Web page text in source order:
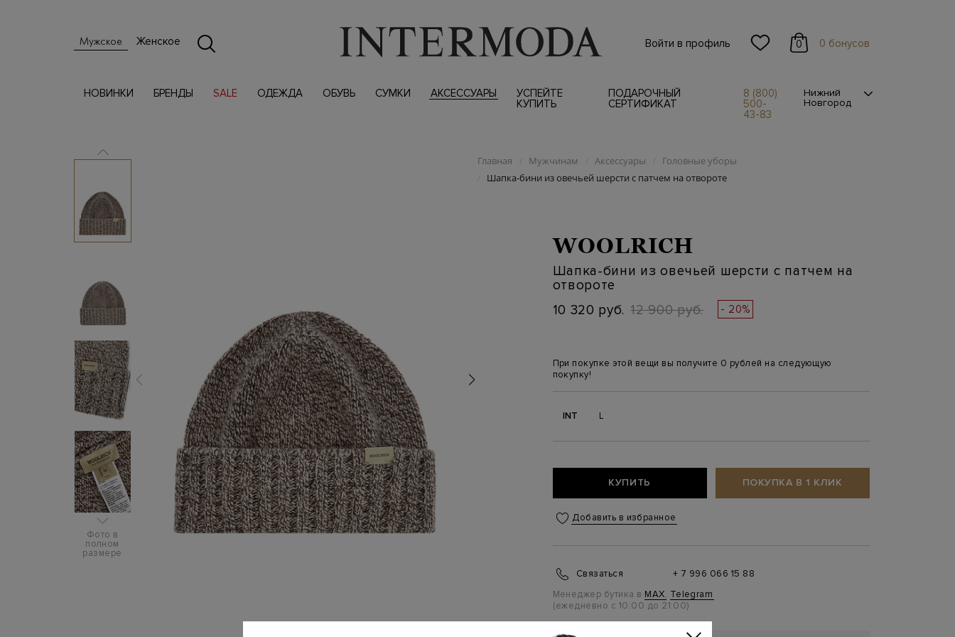
Мужское Женское Войти в профиль 0 0 бонусов
НОВИНКИ БРЕНДЫ SALE ОДЕЖДА ОБУВЬ СУМКИ АКСЕССУАРЫ
УСПЕЙТЕ
КУПИТЬ
ПОДАРОЧНЫЙ
СЕРТИФИКАТ
8 (800)
500-
43-83
Нижний
Новгород
Фото в
полном
размере
Главная / Мужчинам / Аксессуары / Головные уборы
/ Шапка-бини из овечьей шерсти с патчем на отвороте
WOOLRICH
Шапка-бини из овечьей шерсти с патчем на
отвороте
10 320 руб. 12 900 руб. - 20%
При покупке этой вещи вы получите 0 рублей на следующую
покупку!
INT L
КУПИТЬ ПОКУПКА В 1 КЛИК
Добавить в избранное
Связаться
+ 7 996 066 15 88
Менеджер бутика в MAX, Telegram
(ежедневно с 10:00 до 21:00)